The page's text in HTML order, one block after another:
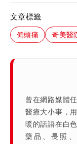
文章標籤
偏頭痛 奇美醫
曾在網路媒體
醫療大小事，
暖的話語在白
藥品、長照